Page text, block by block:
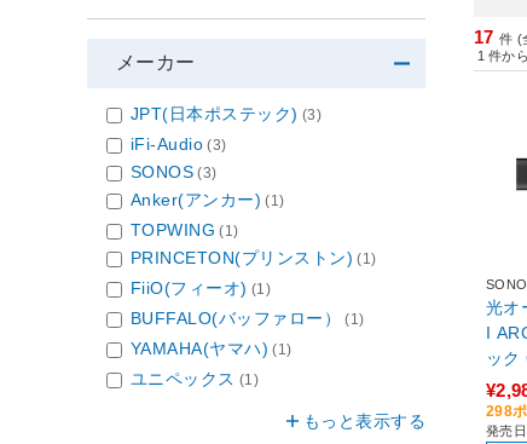
17 件 (
1 件から
光オ
I
ック
298
発売
メーカー
JPT(日本ポステック) (3)
iFi-Audio (3)
SONOS (3)
Anker(アンカー) (1)
TOPWING (1)
PRINCETON(プリンストン) (1)
FiiO(フィーオ) (1)
BUFFALO(バッファロー） (1)
YAMAHA(ヤマハ) (1)
ユニペックス (1)
もっと表示する